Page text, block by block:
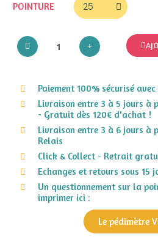
POINTURE
Paiement 100% sécurisé
Livraison entre 3 à 5 jours à
- Gratuit dès 120€ d'achat !
Livraison entre 3 à 6 jours à
Relais
Click & Collect - Retrait
Echanges et retours sous 15
Un questionnement sur la
imprimer ici :
Le pédimètre